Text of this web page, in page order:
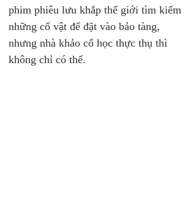
phim phiêu lưu khắp thế giới tìm kiếm
những cổ vật để đặt vào bảo tàng,
nhưng nhà khảo cổ học thực thụ thì
không chỉ có thế.